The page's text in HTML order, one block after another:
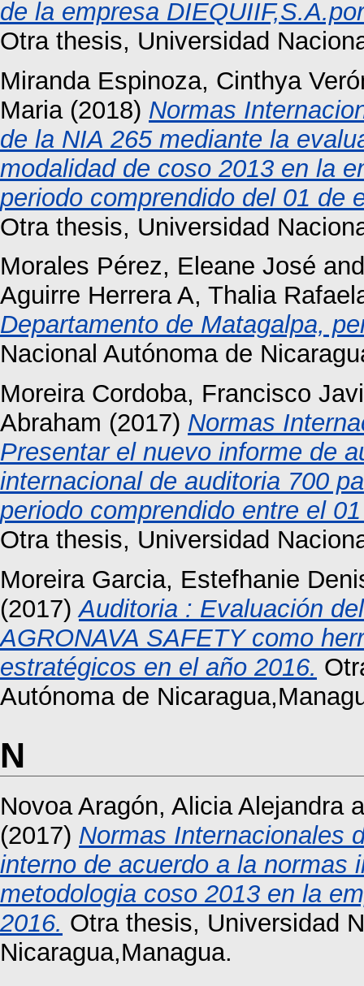
de la empresa
Otra thesis, Universidad
Miranda Espinoza, Cinthya
Maria(2018) Normas
de la NIA 265 mediante la
modalidad de coso 2013 en la
periodo comprendido del 01 de
Otra thesis, Universidad
Morales Pérez, Eleane José
Aguirre Herrera A, Thalia
Departamento de Matagalpa,
Nacional Autónoma de
Moreira Cordoba, Francisco
Abraham (2017) Normas
Presentar el nuevo informe de
internacional de auditoria 700
periodo comprendido entre el
Otra thesis, Universidad
Moreira Garcia, Estefhanie
(2017)Auditoria : Evaluación
AGRONAVA SAFETY como
estratégicos en el año 2016.
Autónoma de
N
Novoa Aragón, Alicia Alejandra
(2017) Normas Internacionales
interno de acuerdo a la normas
metodologia coso 2013 en la
2016. Otra thesis, Universidad
Nicaragua,Managua.